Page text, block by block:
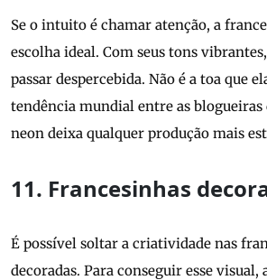
Se o intuito é chamar atenção, a
escolha ideal. Com seus tons
passar despercebida. Não é a toa que
tendência mundial entre as
neon deixa qualquer produção mais
11. Francesinhas
É possível soltar a criatividade nas
decoradas. Para conseguir esse